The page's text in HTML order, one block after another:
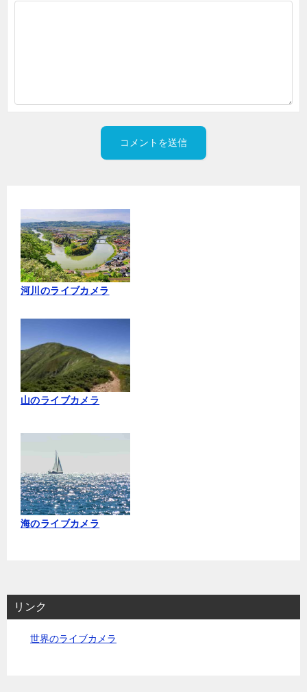
河川のライブカメラ
山のライブカメラ
海のライブカメラ
リンク
世界のライブカメラ